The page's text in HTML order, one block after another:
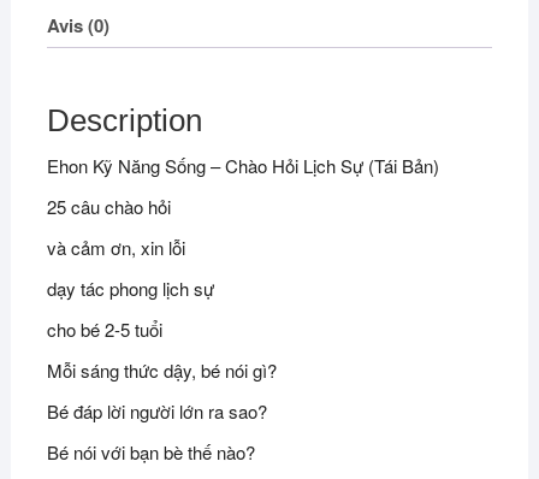
Avis (0)
Description
Ehon Kỹ Năng Sống – Chào Hỏi Lịch Sự (Tái Bản)
25 câu chào hỏi
và cảm ơn, xin lỗi
dạy tác phong lịch sự
cho bé 2-5 tuổi
Mỗi sáng thức dậy, bé nói gì?
Bé đáp lời người lớn ra sao?
Bé nói với bạn bè thế nào?